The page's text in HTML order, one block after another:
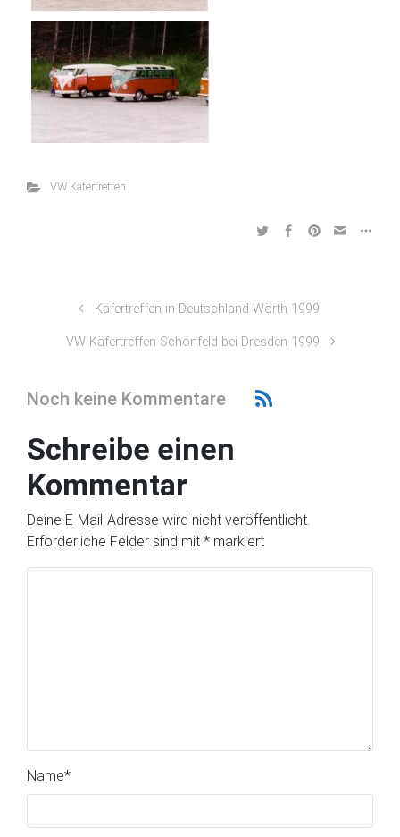
VW Käfertreffen
Käfertreffen in Deutschland Wörth 1999
VW Käfertreffen Schönfeld bei Dresden 1999
Noch keine Kommentare
Schreibe einen
Kommentar
Deine E-Mail-Adresse wird nicht veröffentlicht.
Erforderliche Felder sind mit * markiert
Name*